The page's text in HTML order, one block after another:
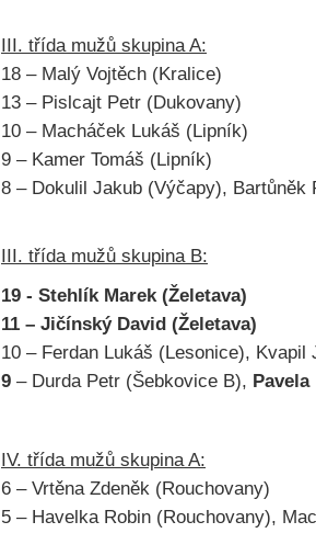
III. třída mužů skupina A:
18 – Malý Vojtěch (Kralice)
13 – Pislcajt Petr (Dukovany)
10 – Macháček Lukáš (Lipník)
9 – Kamer Tomáš (Lipník)
8 – Dokulil Jakub (Výčapy), Bartůněk
III. třída mužů skupina B:
19 - Stehlík Marek (Želetava)
11 – Jičínský David (Želetava)
10 – Ferdan Lukáš (Lesonice),
9 – Durda Petr (Šebkovice B),
IV. třída mužů skupina A:
6 – Vrtěna Zdeněk (Rouchovany)
5 – Havelka Robin (Rouchovany),